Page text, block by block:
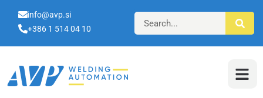
info@avp.si
+386 1 514 04 10